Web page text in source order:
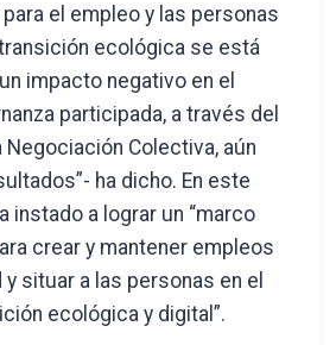
el empleo y las personas
ecológica se está
impacto negativo en el
participada, a través del
Negociación Colectiva, aún
ha dicho. En este
instado a lograr un “marco
crear y mantener empleos
situar a las personas en el
ecológica y digital”.